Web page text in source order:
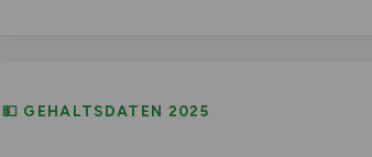
💵 GEHALTSDATEN 2025